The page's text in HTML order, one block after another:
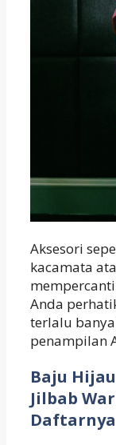
Aksesori
kacamata
Anda
terlalu
penampilan
Baju
Jilbab
Daftarnya